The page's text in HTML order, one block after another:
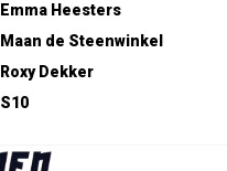
Emma Heesters
Maan de Steenwinkel
Roxy Dekker
S10